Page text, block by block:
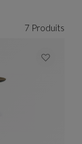
7 Produits